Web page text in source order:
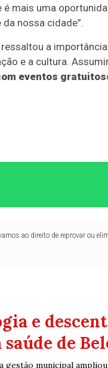
mais uma
nossa cidade”.
a
e a cultura.
eventos gratuitos
ao direito de reprovar ou
e
de
gestão municipal